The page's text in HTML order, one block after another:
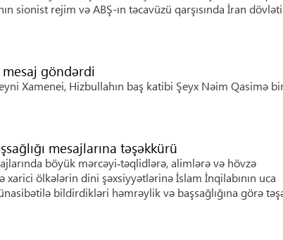
sionist rejim və ABŞ-ın təcavüzü qarşısında İran
göndərdi
Xamenei, Hizbullahın baş katibi Şeyx Nəim Qasimə
mesajlarına təşəkkürü
böyük mərcəyi‑təqlidlərə, alimlərə və hövzə
ölkələrin dini şəxsiyyətlərinə İslam İnqilabının uca
bildirdikləri həmrəylik və başsağlığına görə